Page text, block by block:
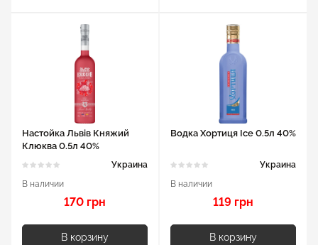
Настойка Львів Княжий
Клюква 0.5л 40%
Украина
В наличии
170 грн
В корзину
Водка Хортиця Ice 0.5л 40%
Украина
В наличии
119 грн
В корзину